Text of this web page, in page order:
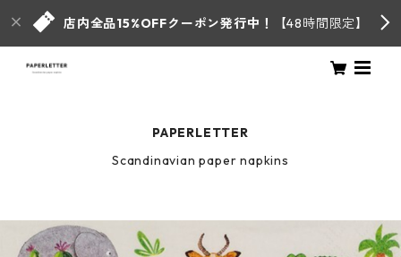
店内全品15%OFFクーポン発行中！ 【48時間限定】
PAPERLETTER
Scandinavian paper napkins